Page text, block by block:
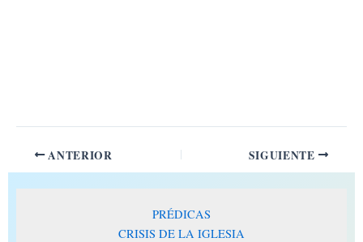
ANTERIOR SIGUIENTE
PRÉDICAS
CRISIS DE LA IGLESIA